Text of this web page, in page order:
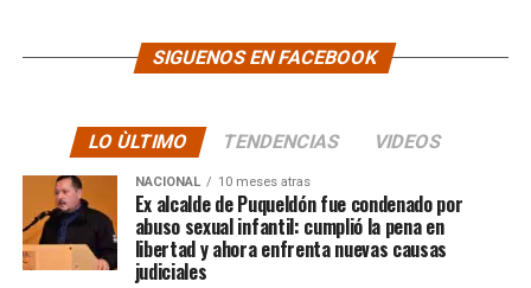
SIGUENOS EN FACEBOOK
LO ÙLTIMO TENDENCIAS VIDEOS
NACIONAL 10 meses atras
Ex alcalde de Puqueldón fue condenado por
abuso sexual infantil: cumplió la pena en
libertad y ahora enfrenta nuevas causas
judiciales